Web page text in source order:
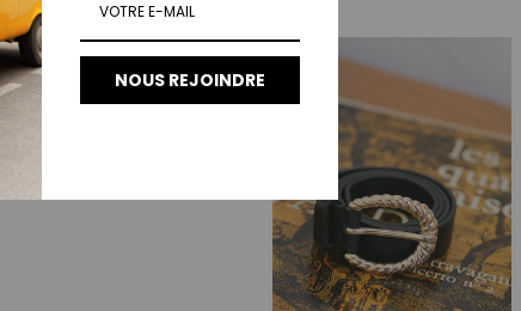
NOUS REJOINDRE